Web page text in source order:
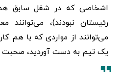
اشخاصی که در شغل سابق
رئیستان نبودند)، می‌توانند
می‌توانند از مواردی که با هم
یک تیم به‌ دست آوردید، صحبت